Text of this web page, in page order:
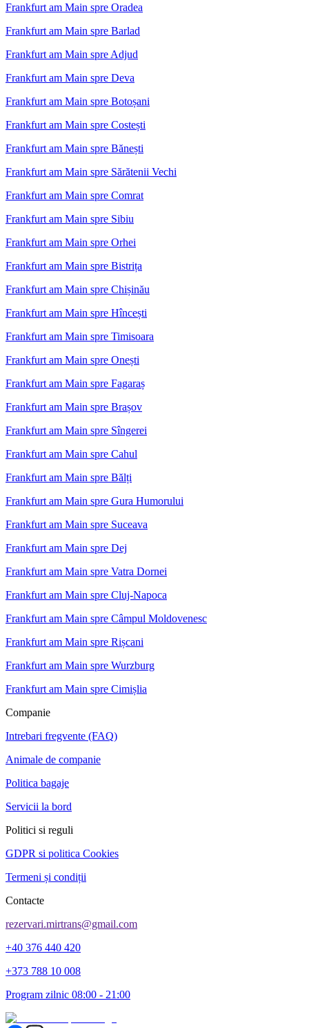
Frankfurt am Main spre Oradea
Frankfurt am Main spre Barlad
Frankfurt am Main spre Adjud
Frankfurt am Main spre Deva
Frankfurt am Main spre Botoșani
Frankfurt am Main spre Costești
Frankfurt am Main spre Bănești
Frankfurt am Main spre Sărătenii Vechi
Frankfurt am Main spre Comrat
Frankfurt am Main spre Sibiu
Frankfurt am Main spre Orhei
Frankfurt am Main spre Bistrița
Frankfurt am Main spre Chișinău
Frankfurt am Main spre Hîncești
Frankfurt am Main spre Timisoara
Frankfurt am Main spre Onești
Frankfurt am Main spre Fagaraș
Frankfurt am Main spre Brașov
Frankfurt am Main spre Sîngerei
Frankfurt am Main spre Cahul
Frankfurt am Main spre Bălți
Frankfurt am Main spre Gura Humorului
Frankfurt am Main spre Suceava
Frankfurt am Main spre Dej
Frankfurt am Main spre Vatra Dornei
Frankfurt am Main spre Cluj-Napoca
Frankfurt am Main spre Câmpul Moldovenesc
Frankfurt am Main spre Rișcani
Frankfurt am Main spre Wurzburg
Frankfurt am Main spre Cimișlia
Companie
Intrebari fregvente (FAQ)
Animale de companie
Politica bagaje
Servicii la bord
Politici si reguli
GDPR si politica Cookies
Termeni și condiții
Contacte
rezervari.mirtrans@gmail.com
+40 376 440 420
+373 788 10 008
Program zilnic 08:00 - 21:00